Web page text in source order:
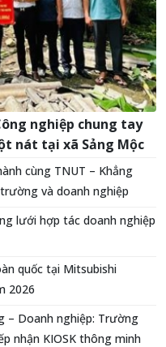
nghiệp chung tay
nát tại xã Sảng Mộc
cùng TNUT – Khẳng
và doanh nghiệp
lưới hợp tác doanh nghiệp
quốc tại Mitsubishi
2026
– Doanh nghiệp: Trường
nhận KIOSK thông minh